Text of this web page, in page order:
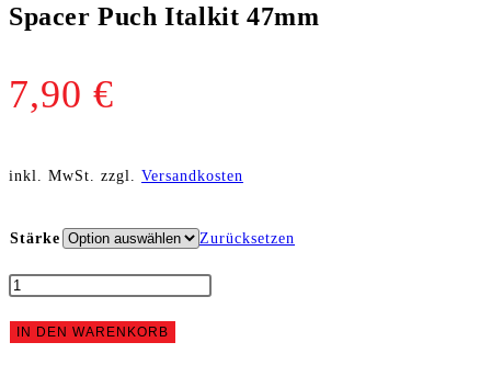
Spacer Puch Italkit 47mm
7,90 €
inkl. MwSt. zzgl. Versandkosten
Stärke Zurücksetzen
Spacer
Puch
IN DEN WARENKORB